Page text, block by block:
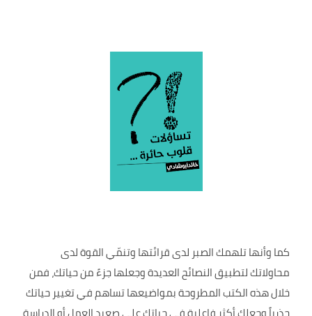
كما وأنها تلهمك الصبر لدى قرائتها وتنمّي القوة لدى
محاولاتك لتطبيق النصائح العديدة وجعلها جزءً من حياتك، فمن
خلال هذه الكتب المطروحة بمواضيعها تساهم في تغيير حياتك